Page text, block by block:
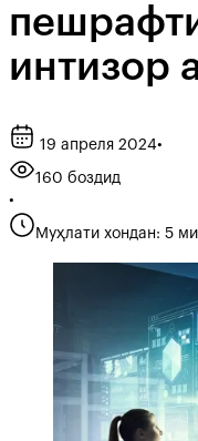
интизор
19 апреля 2024•
160 боздид
•
Муҳлати хондан: 5